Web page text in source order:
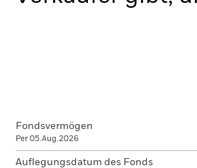
Fondsvermögen
Per 05.Aug.2026
Auflegungsdatum des Fonds